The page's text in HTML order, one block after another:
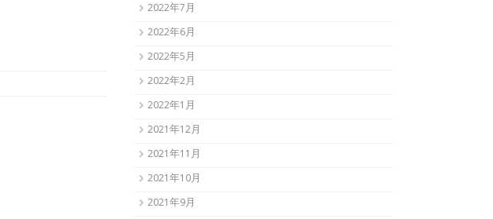
2022年7月
2022年6月
2022年5月
2022年2月
2022年1月
2021年12月
2021年11月
2021年10月
2021年9月